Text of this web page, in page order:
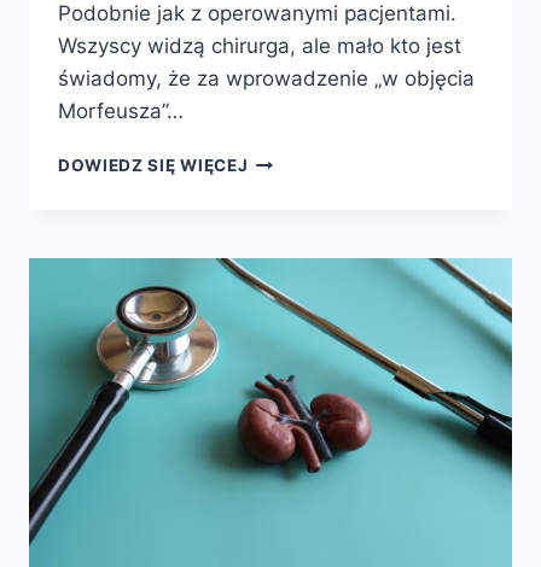
Podobnie jak z operowanymi pacjentami.
Wszyscy widzą chirurga, ale mało kto jest
świadomy, że za wprowadzenie „w objęcia
Morfeusza”…
DOWIEDZ SIĘ WIĘCEJ